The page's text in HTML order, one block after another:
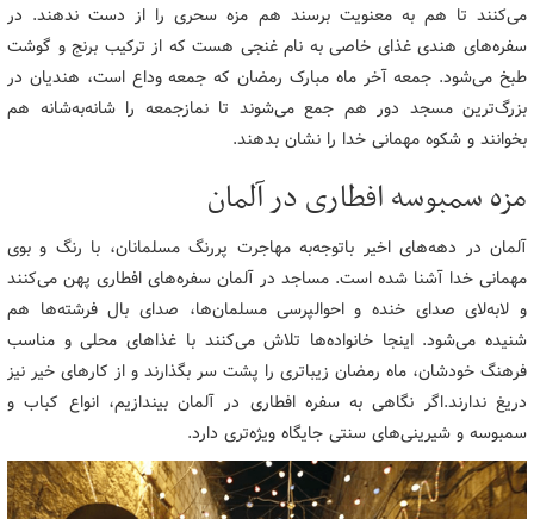
می‌کنند تا هم به معنویت برسند هم مزه سحری را از دست ندهند. در
سفره‌های هندی غذای خاصی به نام غنجی هست که از ترکیب برنج و گوشت
طبخ می‌شود. جمعه آخر ماه مبارک رمضان که جمعه وداع است، هندیان در
بزرگ‌ترین مسجد دور هم جمع می‌شوند تا نمازجمعه را شانه‌به‌شانه هم
بخوانند و شکوه مهمانی خدا را نشان بدهند.
مزه سمبوسه افطاری در آلمان
آلمان در دهه‌های اخیر باتوجه‌به مهاجرت پررنگ مسلمانان، با رنگ و بوی
مهمانی خدا آشنا شده است. مساجد در آلمان سفره‌های افطاری پهن می‌کنند
و لابه‌لای صدای خنده و احوالپرسی مسلمان‌ها، صدای بال فرشته‌ها هم
شنیده می‌شود. اینجا خانواده‌ها تلاش می‌کنند با غذاهای محلی و مناسب
فرهنگ خودشان، ماه رمضان زیباتری را پشت سر بگذارند و از کارهای خیر نیز
دریغ ندارند.اگر نگاهی به سفره افطاری در آلمان بیندازیم، انواع کباب و
سمبوسه و شیرینی‌های سنتی جایگاه ویژه‌تری دارد.